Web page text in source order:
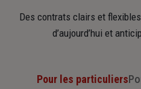
Des contrats clairs et
d’aujourd’hui et
Pour les particuliers